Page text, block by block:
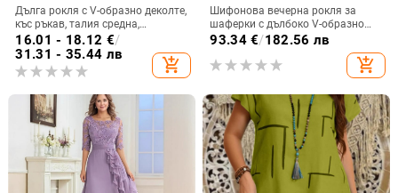
Дълга рокля с V-образно деколте,
къс ръкав, талия средна,
принтирана полиестерна тъкан,
пола с широк силует.
16.01 - 18.12 €/
31.31 - 35.44 лв
add_shopping_cart
Шифонова вечерна рокля за
шаферки с дълбоко V-образно
деколте, дантела, къси ръкави,
93.34€/182.56 лв
add_shopping_cart